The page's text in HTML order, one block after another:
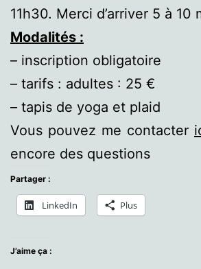
11h30. Merci d’arriver 5 à 10
Modalités :
– inscription obligatoire
– tarifs : adultes : 25 €
– tapis de yoga et plaid
Vous pouvez me contacter
encore des questions
Partager :
LinkedIn Plus
J’aime ça :